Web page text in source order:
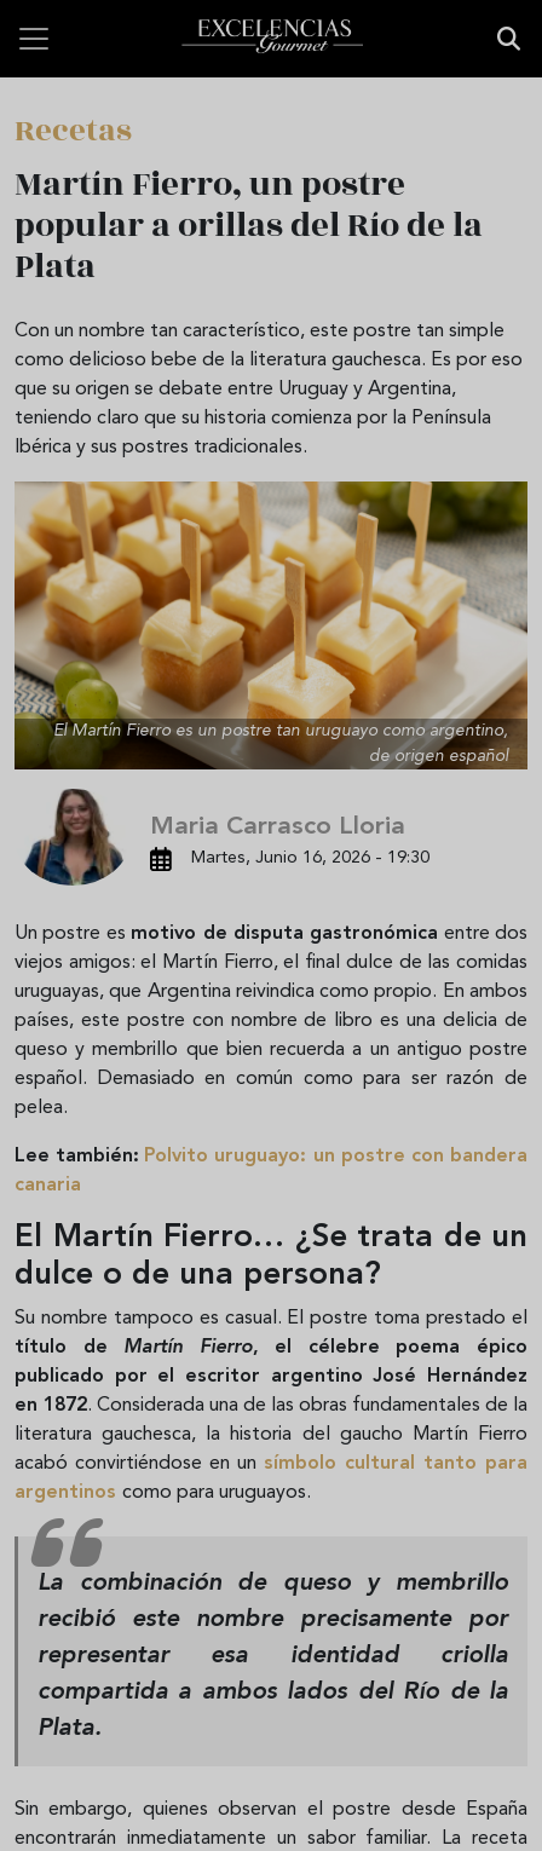
Recetas
Martín Fierro, un postre
popular a orillas del Río de la
Plata
Con un nombre tan característico, este postre tan simple
como delicioso bebe de la literatura gauchesca. Es por eso
que su origen se debate entre Uruguay y Argentina,
teniendo claro que su historia comienza por la Península
Ibérica y sus postres tradicionales.
El Martín Fierro es un postre tan uruguayo como argentino,
de origen español
Maria Carrasco Lloria
Martes, Junio 16, 2026 - 19:30
Un postre es motivo de disputa gastronómica entre dos
viejos amigos: el Martín Fierro, el final dulce de las comidas
uruguayas, que Argentina reivindica como propio. En ambos
países, este postre con nombre de libro es una delicia de
queso y membrillo que bien recuerda a un antiguo postre
español. Demasiado en común como para ser razón de
pelea.
Lee también: Polvito uruguayo: un postre con bandera
canaria
El Martín Fierro… ¿Se trata de un
dulce o de una persona?
Su nombre tampoco es casual. El postre toma prestado el
título de Martín Fierro, el célebre poema épico
publicado por el escritor argentino José Hernández
en 1872. Considerada una de las obras fundamentales de la
literatura gauchesca, la historia del gaucho Martín Fierro
acabó convirtiéndose en un símbolo cultural tanto para
argentinos como para uruguayos.
La combinación de queso y membrillo
recibió este nombre precisamente por
representar esa identidad criolla
compartida a ambos lados del Río de la
Plata.
Sin embargo, quienes observan el postre desde España
encontrarán inmediatamente un sabor familiar. La receta